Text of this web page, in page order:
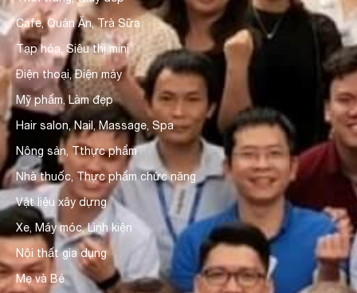
Cafe, Quán Ăn, Trà Sữa
Tạp hóa, Siêu thị mini
Điện thoại, Điện máy
Mỹ phẩm, Làm đẹp
Hair salon, Nail, Massage, Spa
Nông sản, Tthực phẩm
Nhà thuốc, Thực phẩm chức năng
Vật liệu xây dựng
Xe, Máy móc, Linh kiện
Nội thất gia dụng
Mẹ và Bé